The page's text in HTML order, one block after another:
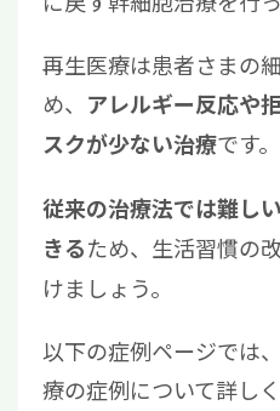
再生医療は患者さまの
め、 アレルギー反応や
スクが少ない治療です。
従来の治療法では難し
きるため、生活習慣の
けましょう。
以下の症例ページでは
療の症例について詳し